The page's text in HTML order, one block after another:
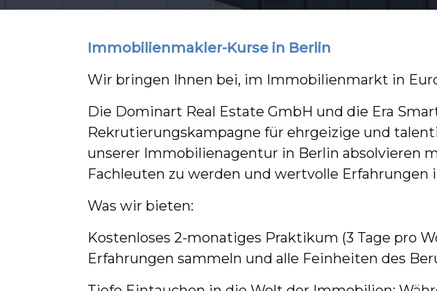
Immobilienmakler-Kurse in Berlin
Wir bringen Ihnen bei, im Immobilienmarkt in
Die Dominart Real Estate GmbH und die Era
Rekrutierungskampagne für ehrgeizige und
unserer Immobilienagentur in Berlin absolvieren
Fachleuten zu werden und wertvolle
Was wir bieten:
Kostenloses 2-monatiges Praktikum (3 Tage pro
Erfahrungen sammeln und alle Feinheiten des